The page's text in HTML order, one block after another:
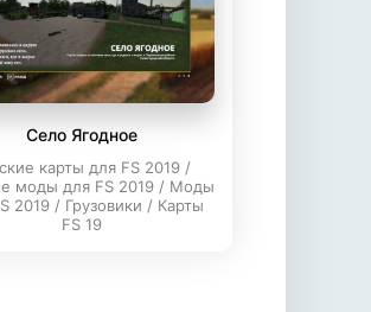
Село Ягодное
карты для FS 2019 /
моды для FS 2019 / Моды
2019 / Грузовики / Карты
FS 19